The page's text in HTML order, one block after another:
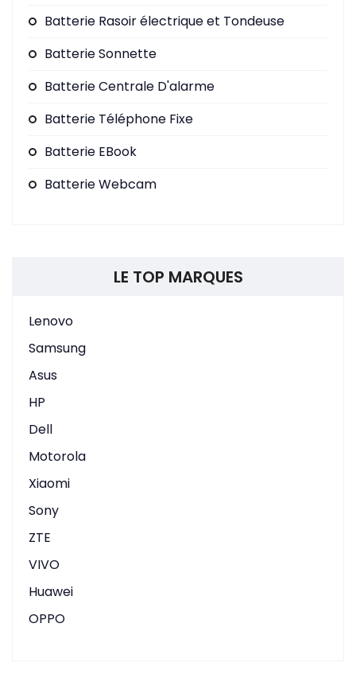
Batterie Rasoir électrique et Tondeuse
Batterie Sonnette
Batterie Centrale D'alarme
Batterie Téléphone Fixe
Batterie EBook
Batterie Webcam
LE TOP MARQUES
Lenovo
Samsung
Asus
HP
Dell
Motorola
Xiaomi
Sony
ZTE
VIVO
Huawei
OPPO